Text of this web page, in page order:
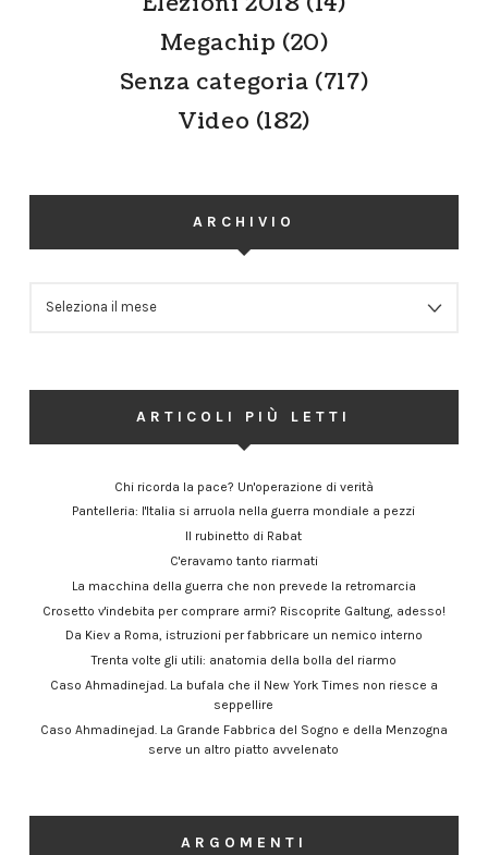
Megachip (20)
Senza categoria (717)
Video (182)
ARCHIVIO
ARTICOLI PIÙ LETTI
Chi ricorda la pace? Un'operazione di verità
Pantelleria: l'Italia si arruola nella guerra mondiale a pezzi
Il rubinetto di Rabat
C'eravamo tanto riarmati
La macchina della guerra che non prevede la retromarcia
Crosetto v'indebita per comprare armi? Riscoprite Galtung, adesso!
Da Kiev a Roma, istruzioni per fabbricare un nemico interno
Trenta volte gli utili: anatomia della bolla del riarmo
Caso Ahmadinejad. La bufala che il New York Times non riesce a
seppellire
Caso Ahmadinejad. La Grande Fabbrica del Sogno e della Menzogna
serve un altro piatto avvelenato
ARGOMENTI